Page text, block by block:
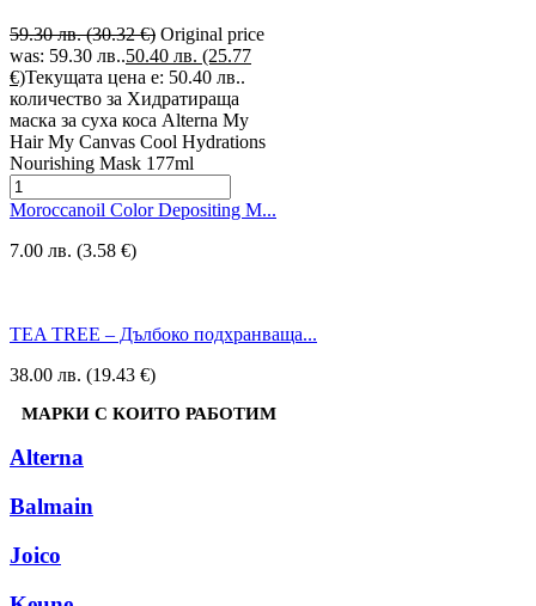
59.30 лв. (30.32 €) Original price
was: 59.30 лв..50.40 лв. (25.77
€)Текущата цена е: 50.40 лв..
количество за Хидратираща
маска за суха коса Alterna My
Hair My Canvas Cool Hydrations
Nourishing Mask 177ml
Moroccanoil Color Depositing M...
7.00 лв. (3.58 €)
TEA TREE – Дълбоко подхранваща...
38.00 лв. (19.43 €)
МАРКИ С КОИТО РАБОТИМ
Alterna
Balmain
Joico